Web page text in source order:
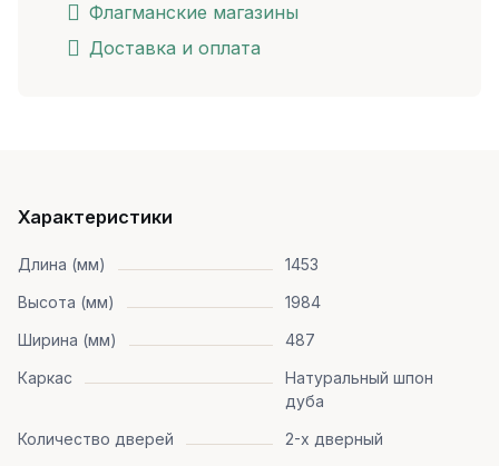
Флагманские магазины
Доставка и оплата
Характеристики
Длина (мм)
1453
Высота (мм)
1984
Ширина (мм)
487
Каркас
Натуральный шпон
дуба
Количество дверей
2-х дверный